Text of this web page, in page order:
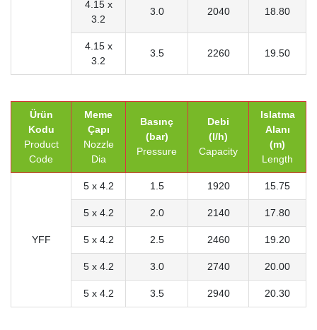
4.15 x
3.2
3.0 2040 18.80
4.15 x
3.2
3.5 2260 19.50
Ürün
Kodu
Product
Code
Meme
Çapı
Nozzle
Dia
Basınç
(bar)
Pressure
Debi
(l/h)
Capacity
Islatma
Alanı
(m)
Length
YFF
5 x 4.2 1.5 1920 15.75
5 x 4.2 2.0 2140 17.80
5 x 4.2 2.5 2460 19.20
5 x 4.2 3.0 2740 20.00
5 x 4.2 3.5 2940 20.30